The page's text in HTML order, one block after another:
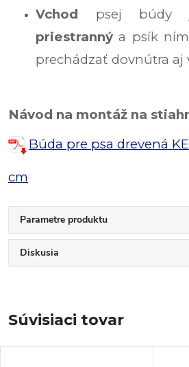
Vchod psej búdy
priestranný a psík
prechádzať dovnútra aj
Návod na montáž na
Búda pre psa drevená
cm
Parametre produktu
Diskusia
Súvisiaci tovar